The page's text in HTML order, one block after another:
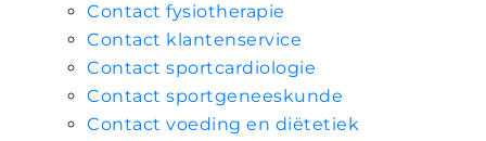
Contact fysiotherapie
Contact klantenservice
Contact sportcardiologie
Contact sportgeneeskunde
Contact voeding en diëtetiek